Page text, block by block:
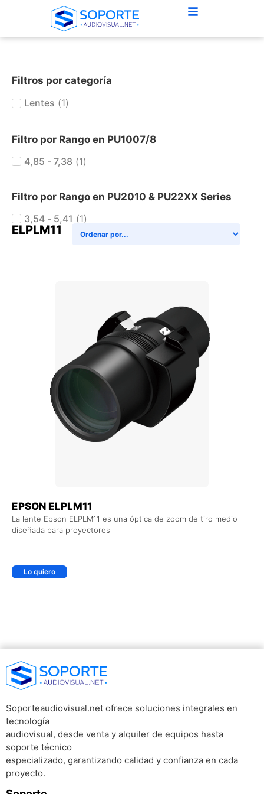
Filtros por categoría
Lentes (1)
Filtro por Rango en PU1007/8
4,85 - 7,38 (1)
Filtro por Rango en PU2010 & PU22XX Series
3,54 - 5,41 (1)
ELPLM11
EPSON ELPLM11
La lente Epson ELPLM11 es una óptica de zoom de tiro medio
diseñada para proyectores
Lo quiero
Soporteaudiovisual.net ofrece soluciones integrales en
tecnología
audiovisual, desde venta y alquiler de equipos hasta
soporte técnico
especializado, garantizando calidad y confianza en cada
proyecto.